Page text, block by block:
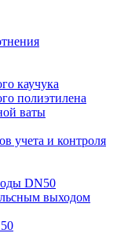
каучука
полиэтилена
ваты
учета и контроля
DN50
выходом